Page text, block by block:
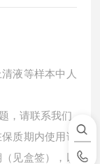
液等样本中 人
，请联系我们
质期内使用试
见盒签），以